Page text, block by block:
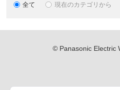
全て 現在のカテゴリから
© Panasonic Electric